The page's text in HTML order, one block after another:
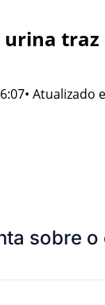
• Atualizado
sobre